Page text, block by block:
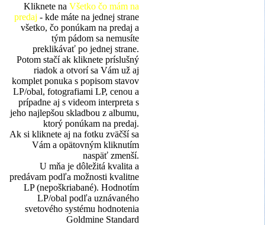
Kliknete na Všetko čo mám na
predaj - kde máte na jednej strane
všetko, čo ponúkam na predaj a
tým pádom sa nemusíte
preklikávať po jednej strane.
Potom stačí ak kliknete príslušný
riadok a otvorí sa Vám už aj
komplet ponuka s popisom stavov
LP/obal, fotografiami LP, cenou a
prípadne aj s videom interpreta s
jeho najlepšou skladbou z albumu,
ktorý ponúkam na predaj.
Ak si kliknete aj na fotku zväčší sa
Vám a opätovným kliknutím
naspäť zmenší.
U mňa je dôležitá kvalita a
predávam podľa možnosti kvalitne
LP (nepoškriabané). Hodnotím
LP/obal podľa uznávaného
svetového systému hodnotenia
Goldmine Standard